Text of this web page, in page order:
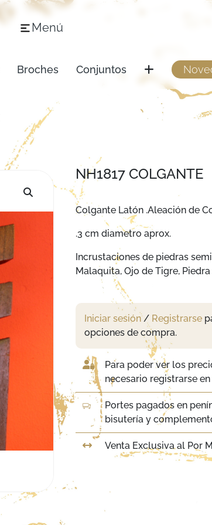
Menú
Broches Conjuntos
NH1817 COLGANTE
Colgante Latón .Aleación de
.3 cm diametro aprox.
Incrustaciones de piedras
Malaquita, Ojo de Tigre,
Iniciar sesión/ Registrarse
opciones de compra.
Para poder ver los
necesario registrarse
Portes pagados en
bisutería y
Venta Exclusiva al Por